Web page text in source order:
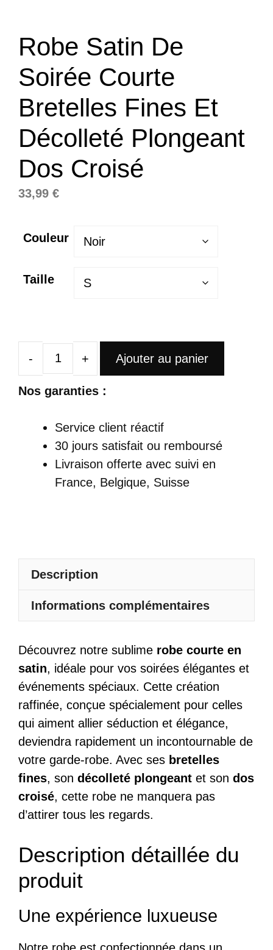
Robe Satin De
Soirée Courte
Bretelles Fines Et
Décolleté Plongeant
Dos Croisé
33,99 €
Couleur
Taille
quantité
Satin
Soirée
Courte
Croisé
Ajouter au panier
Nos garanties :
Service client réactif
30 jours satisfait ou remboursé
Livraison offerte avec suivi en
France, Belgique, Suisse
Description
Informations complémentaires
Découvrez notre sublime robe courte en
satin, idéale pour vos soirées élégantes et
événements spéciaux. Cette création
raffinée, conçue spécialement pour celles
qui aiment allier séduction et élégance,
deviendra rapidement un incontournable de
votre garde-robe. Avec ses bretelles
fines, son décolleté plongeant et son dos
croisé, cette robe ne manquera pas
d’attirer tous les regards.
Description détaillée du
produit
Une expérience luxueuse